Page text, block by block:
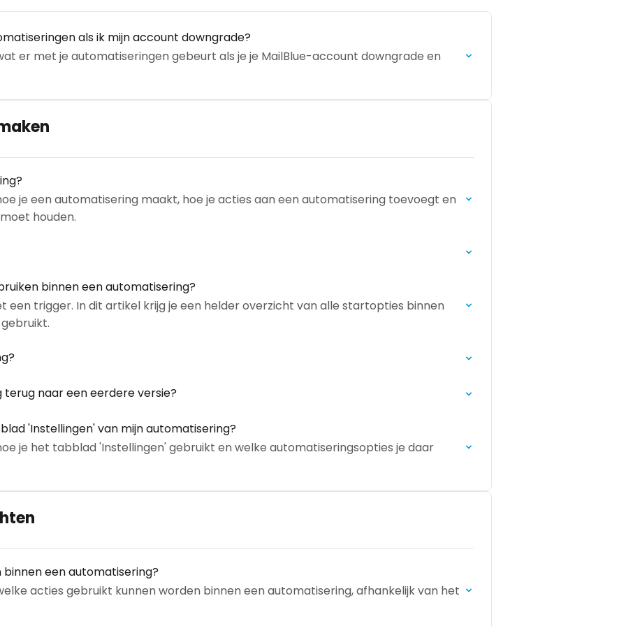
als ik mijn account downgrade?
er met je automatiseringen gebeurt als je je MailBlue-account downgrade en
je een automatisering maakt, hoe je acties aan een automatisering toevoegt en
houden.
binnen een automatisering?
trigger. In dit artikel krijg je een helder overzicht van alle startopties binnen
naar een eerdere versie?
'Instellingen' van mijn automatisering?
je het tabblad 'Instellingen' gebruikt en welke automatiseringsopties je daar
een automatisering?
acties gebruikt kunnen worden binnen een automatisering, afhankelijk van het